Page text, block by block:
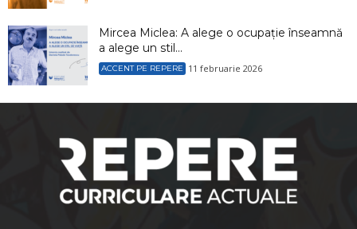
Mircea Miclea: A alege o ocupație înseamnă
a alege un stil...
ACCENT PE REPERE 11 februarie 2026